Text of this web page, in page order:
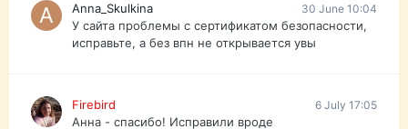
Anna_Skulkina 30 June 10:04
У сайта проблемы с сертификатом безопасности,
исправьте, а без впн не открывается увы
Firebird 6 July 17:05
Анна - спасибо! Исправили вроде